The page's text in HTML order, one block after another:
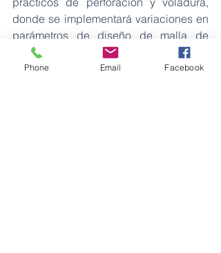
donde se implementará variaciones en
parámetros de diseño de malla de
perforación, tipo y cantidad de
sustancia explosiva acorde a las
Phone Email Facebook